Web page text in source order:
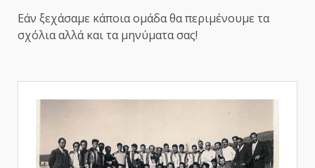
Εάν ξεχάσαμε κάποια ομάδα θα περιμένουμε τα
σχόλια αλλά και τα μηνύματα σας!